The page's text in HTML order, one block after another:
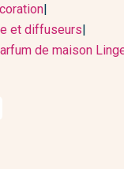
|
et diffuseurs|
de maison